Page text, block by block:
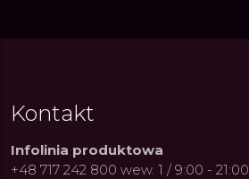
Kontakt
Infolinia produktowa
+48 717 242 800 wew. 1 / 9:00 - 21:00